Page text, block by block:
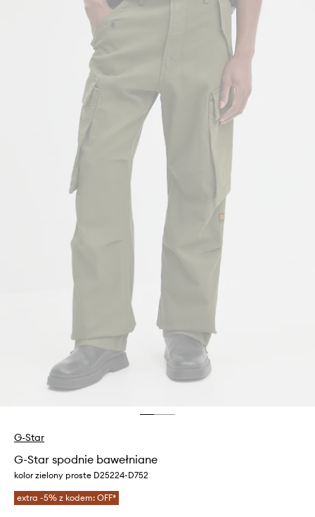
G-Star
G-Star spodnie bawełniane
kolor zielony proste D25224-D752
extra -5% z kodem: OFF*